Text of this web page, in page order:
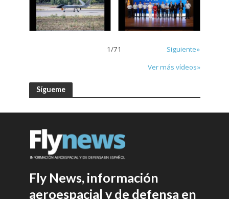
1/71
Siguiente»
Ver más vídeos»
Sígueme
Fly News, información
aeroespacial y de defensa en